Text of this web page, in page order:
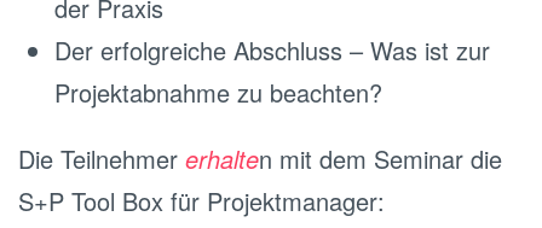
der Praxis
Der erfolgreiche Abschluss – Was ist zur
Projektabnahme zu beachten?
Die Teilnehmer erhalten mit dem Seminar die
S+P Tool Box für Projektmanager: